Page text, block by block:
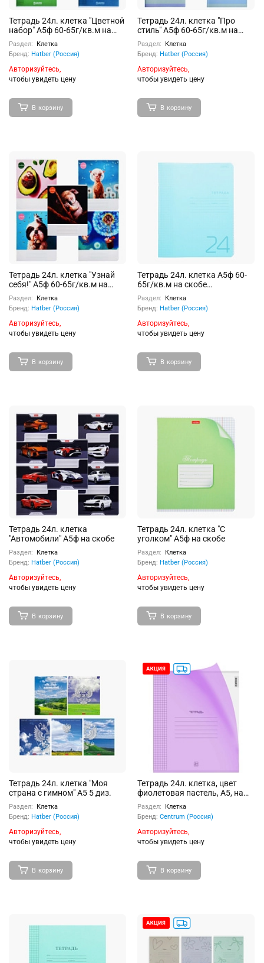
Тетрадь 24л. клетка "Цветной
набор" А5ф 60-65г/кв.м на
скобе пластиковая обложка
200мкм 5 диз.
Раздел:
Клетка
Бренд: Hatber (Россия)
Авторизуйтесь,
чтобы увидеть цену
В корзину
Тетрадь 24л. клетка "Про
стиль" А5ф 60-65г/кв.м на
скобе пластиковая обложка
200мкм
Раздел:
Клетка
Бренд: Hatber (Россия)
Авторизуйтесь,
чтобы увидеть цену
В корзину
Тетрадь 24л. клетка "Узнай
себя!" А5ф 60-65г/кв.м на
скобе обл. мел.картон 5 диз.в
блоке скругл.углы
Раздел:
Клетка
Бренд: Hatber (Россия)
Авторизуйтесь,
чтобы увидеть цену
В корзину
Тетрадь 24л. клетка А5ф 60-
65г/кв.м на скобе
пластиковая обложка
200мкм запечатан.тит.лист
голубая
Раздел:
Клетка
Бренд: Hatber (Россия)
Авторизуйтесь,
чтобы увидеть цену
В корзину
Тетрадь 24л. клетка
"Автомобили" А5ф на скобе
Раздел:
Клетка
Бренд: Hatber (Россия)
Авторизуйтесь,
чтобы увидеть цену
В корзину
Тетрадь 24л. клетка "С
уголком" А5ф на скобе
Раздел:
Клетка
Бренд: Hatber (Россия)
Авторизуйтесь,
чтобы увидеть цену
В корзину
Тетрадь 24л. клетка "Моя
страна с гимном" А5 5 диз.
Раздел:
Клетка
Бренд: Hatber (Россия)
Авторизуйтесь,
чтобы увидеть цену
В корзину
Тетрадь 24л. клетка, цвет
фиолетовая пастель, А5, на
скрепке, с полями, в
дополнительной ПВХ
обложке, вторая обложка
мелованная бумага 115г/м2,
внутренний блок офсет 60 г/
спайке
Раздел:
Клетка
Бренд: Centrum (Россия)
Авторизуйтесь,
чтобы увидеть цену
В корзину